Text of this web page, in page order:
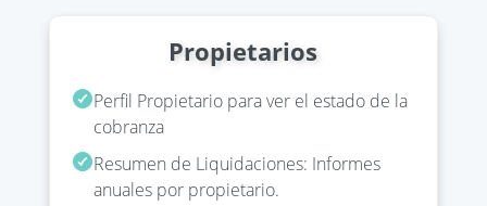
Propietarios
Perfil Propietario para ver el estado de la
cobranza
Resumen de Liquidaciones: Informes
anuales por propietario.